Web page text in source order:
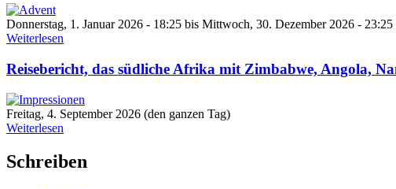
Donnerstag, 1. Januar 2026 - 18:25 bis Mittwoch, 30. Dezember 2026 - 23:25
Weiterlesen
Reisebericht, das südliche Afrika mit Zimbabwe, Angola,
Freitag, 4. September 2026 (den ganzen Tag)
Weiterlesen
Schreiben